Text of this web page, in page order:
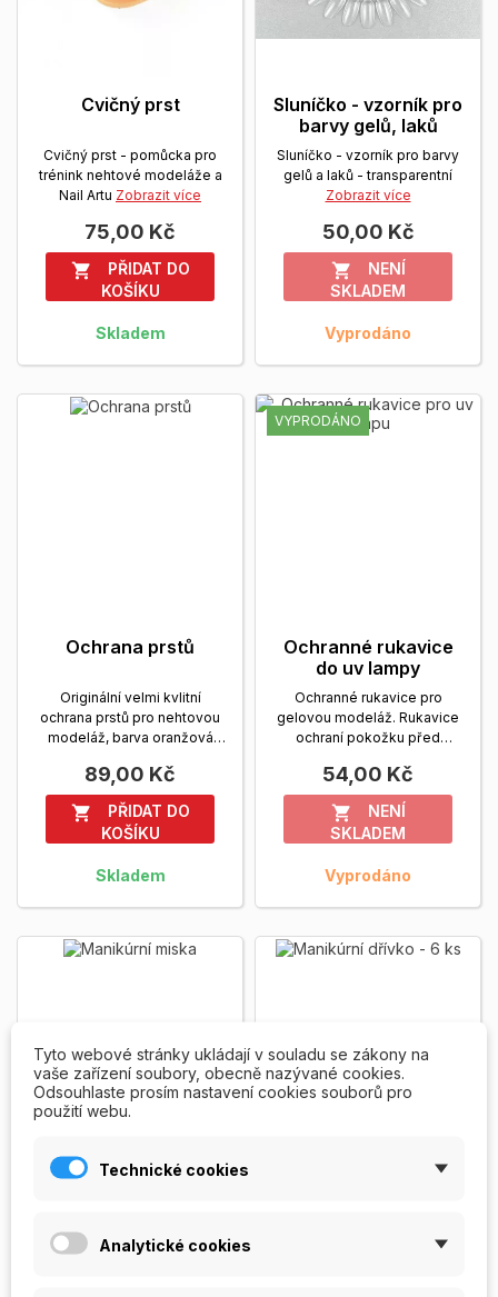
Cvičný prst
Cvičný prst - pomůcka pro
trénink nehtové modeláže a
Nail Artu Zobrazit více
75,00 Kč

PŘIDAT DO
KOŠÍKU
Skladem
Sluníčko - vzorník pro
barvy gelů, laků
Sluníčko - vzorník pro barvy
gelů a laků - transparentní
Zobrazit více
50,00 Kč

NENÍ
SKLADEM
Vyprodáno
Ochrana prstů
Originální velmi kvlitní
ochrana prstů pro nehtovou
modeláž, barva oranžová
89,00 Kč

PŘIDAT DO
KOŠÍKU
Skladem
VYPRODÁNO
Ochranné rukavice
do uv lampy
Ochranné rukavice pro
gelovou modeláž. Rukavice
ochraní pokožku před
UV...Zobrazit více
54,00 Kč

NENÍ
SKLADEM
Vyprodáno
Manikúrní plastová miska pro
lázeň nehtů před manikúrou.
Manikúrní pomerančové
Tyto webové stránky ukládají v souladu se zákony na
vaše zařízení soubory, obecně nazývané cookies.
Odsouhlaste prosím nastavení cookies souborů pro
použití webu.
Technické cookies
Analytické cookies